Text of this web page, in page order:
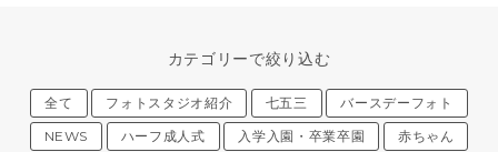
カテゴリーで絞り込む
全て フォトスタジオ紹介 七五三
バースデーフォト
NEWS
ハーフ成人式 入学入園・卒業卒園
赤ちゃん